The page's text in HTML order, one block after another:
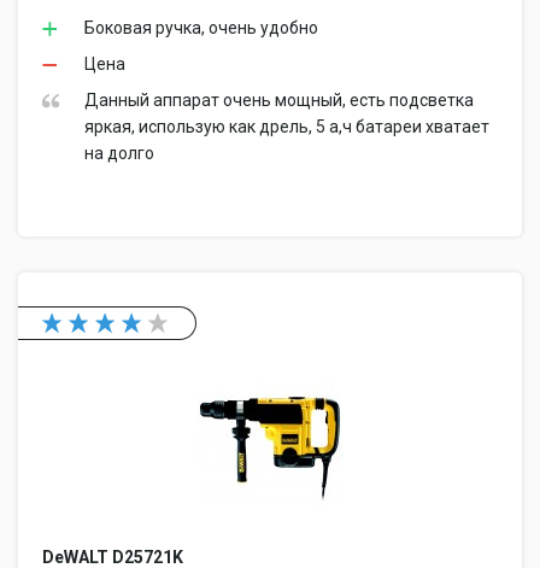
Боковая ручка, очень удобно
Цена
Данный аппарат очень мощный, есть подсветка
яркая, использую как дрель, 5 а,ч батареи хватает
на долго
DeWALT D25721K